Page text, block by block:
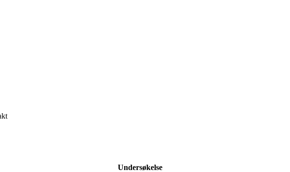
Undersøkelse